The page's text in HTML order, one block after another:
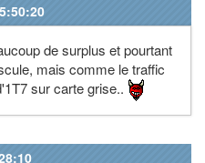
de surplus et pourtant
mais comme le traffic
sur carte grise..